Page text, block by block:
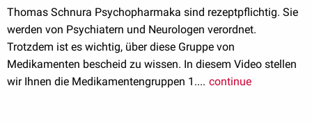
Thomas Schnura Psychopharmaka sind rezeptpflichtig. Sie
werden von Psychiatern und Neurologen verordnet.
Trotzdem ist es wichtig, über diese Gruppe von
Medikamenten bescheid zu wissen. In diesem Video stellen
wir Ihnen die Medikamentengruppen 1.... continue